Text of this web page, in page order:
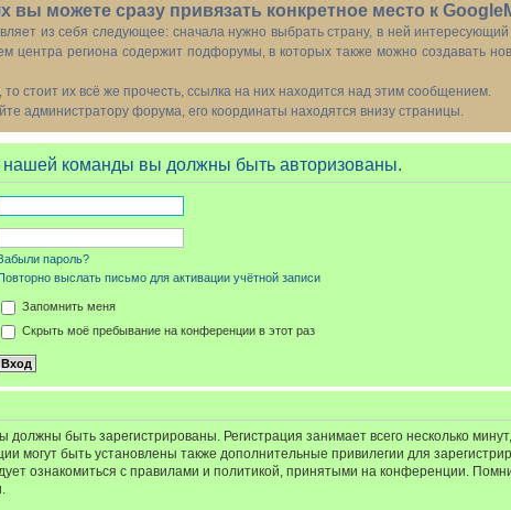
вы можете сразу привязать конкретное место к
из себя следующее: сначала нужно выбрать страну, в ней
центра региона содержит подфорумы, в которых также можно создавать
стоит их всё же прочесть, ссылка на них находится над этим сообщением.
администратору форума, его координаты находятся внизу страницы.
нашей команды вы должны быть авторизованы.
пароль?
выслать письмо для активации учётной записи
Запомнить меня
Скрыть моё пребывание на конференции в этот раз
быть зарегистрированы. Регистрация занимает всего несколько
могут быть установлены также дополнительные привилегии для
ознакомиться с правилами и политикой, принятыми на конференции.